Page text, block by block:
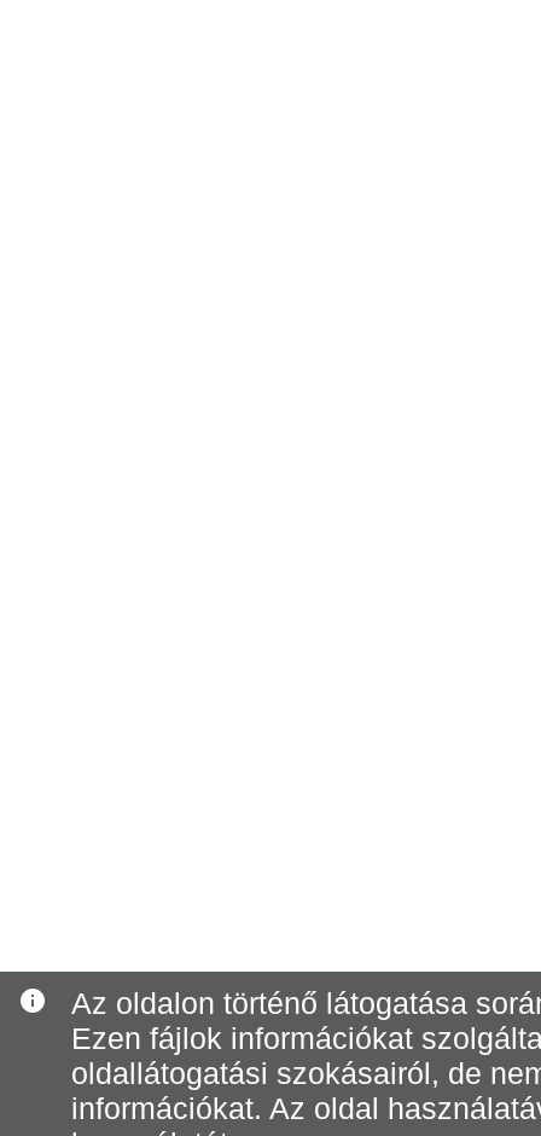
info
Az oldalon történő látogatása
Ezen fájlok információkat
oldallátogatási szokásairól, de
információkat. Az oldal